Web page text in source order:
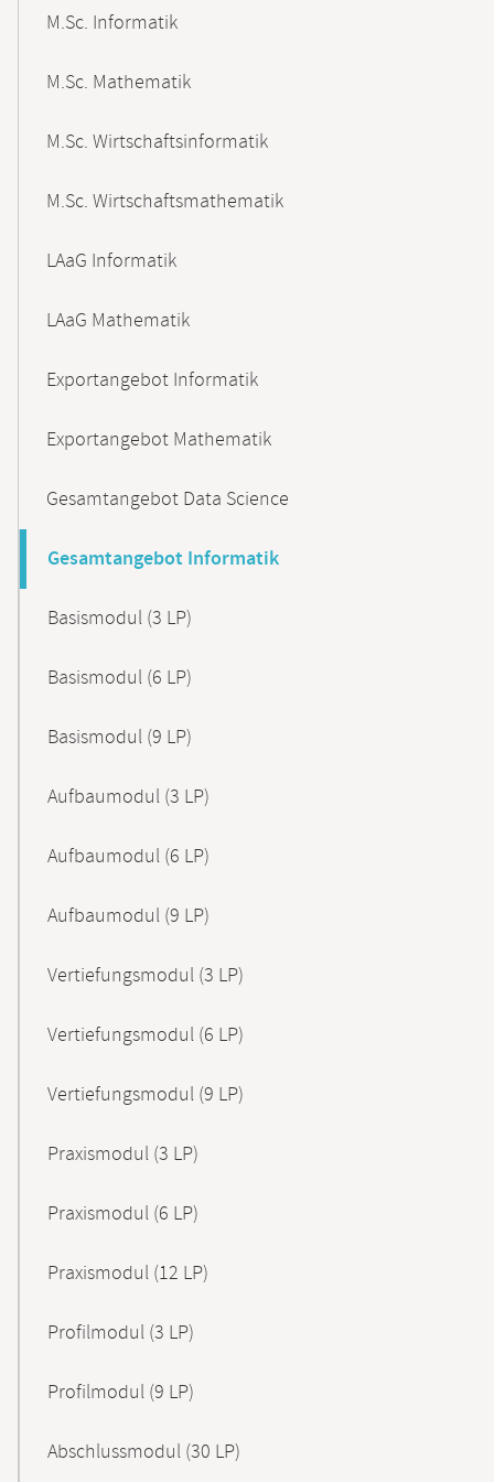
M.Sc. Informatik
M.Sc. Mathematik
M.Sc. Wirtschaftsinformatik
M.Sc. Wirtschaftsmathematik
LAaG Informatik
LAaG Mathematik
Exportangebot Informatik
Exportangebot Mathematik
Gesamtangebot Data Science
Gesamtangebot Informatik
Basismodul (3 LP)
Basismodul (6 LP)
Basismodul (9 LP)
Aufbaumodul (3 LP)
Aufbaumodul (6 LP)
Aufbaumodul (9 LP)
Vertiefungsmodul (3 LP)
Vertiefungsmodul (6 LP)
Vertiefungsmodul (9 LP)
Praxismodul (3 LP)
Praxismodul (6 LP)
Praxismodul (12 LP)
Profilmodul (3 LP)
Profilmodul (9 LP)
Abschlussmodul (30 LP)